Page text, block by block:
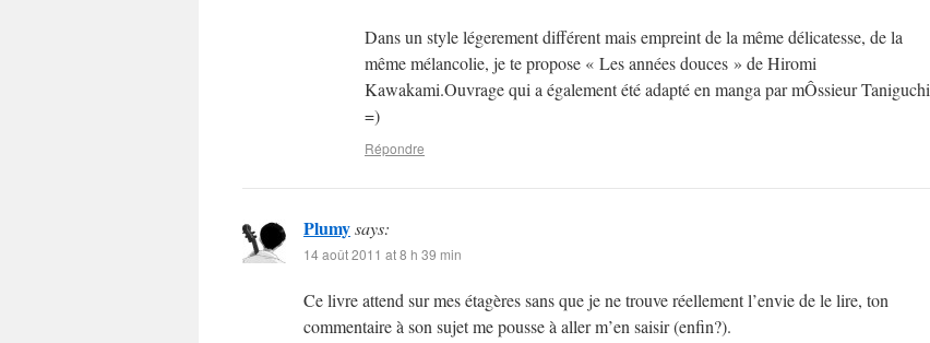
Dans un style légerement différent mais empreint de la même délicatesse, de la
même mélancolie, je te propose « Les années douces » de Hiromi
Kawakami.Ouvrage qui a également été adapté en manga par mÔssieur Taniguchi
=)
Répondre
Plumysays:
14 août 2011 at 8 h 39 min
Ce livre attend sur mes étagères sans que je ne trouve réellement l’envie de le lire, ton
commentaire à son sujet me pousse à aller m’en saisir (enfin?).